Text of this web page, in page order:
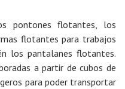
pontones flotantes, los
flotantes para trabajos
los pantalanes flotantes.
a partir de cubos de
para poder transportar